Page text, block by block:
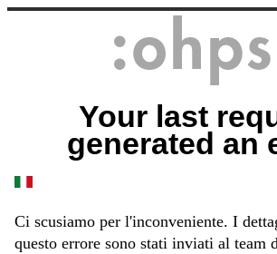
Your last
generated an
Ci scusiamo per l'inconveniente. I
questo errore sono stati inviati al team